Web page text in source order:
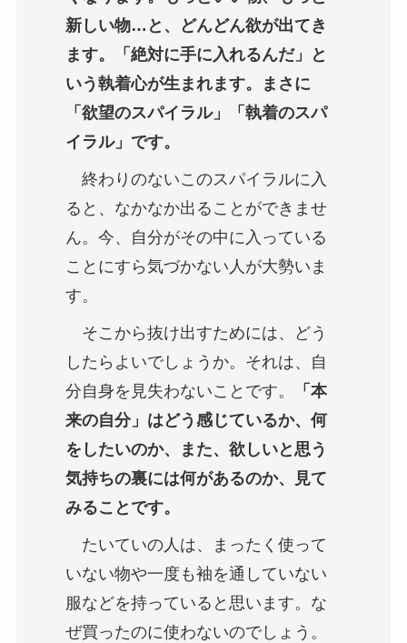
新しい物…と、どんどん欲が出てき
ます。「絶対に手に入れるんだ」と
いう執着心が生まれます。まさに
「欲望のスパイラル」「執着のスパ
イラル」です。
終わりのないこのスパイラルに入
ると、なかなか出ることができませ
ん。今、自分がその中に入っている
ことにすら気づかない人が大勢いま
す。
そこから抜け出すためには、どう
したらよいでしょうか。それは、自
分自身を見失わないことです。
「本
来の自分」はどう感じているか、何
をしたいのか、また、欲しいと思う
気持ちの裏には何があるのか、見て
みることです。
たいていの人は、まったく使って
いない物や一度も袖を通していない
服などを持っていると思います。な
ぜ買ったのに使わないのでしょう。